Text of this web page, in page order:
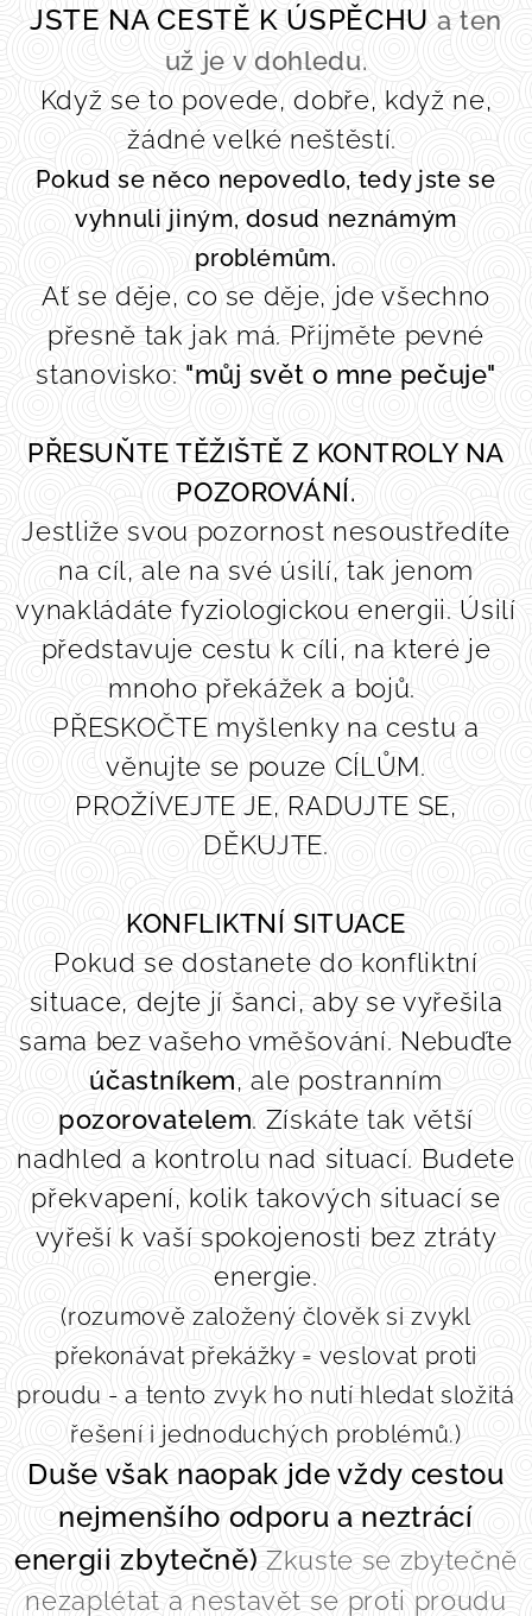
JSTE NA CESTĚ K ÚSPĚCHU a ten
už je v dohledu.
Když se to povede, dobře, když ne,
žádné velké neštěstí.
Pokud se něco nepovedlo, tedy jste se
vyhnuli jiným, dosud neznámým
problémům.
Ať se děje, co se děje, jde všechno
přesně tak jak má. Přijměte pevné
stanovisko: "můj svět o mne pečuje"
PŘESUŇTE TĚŽIŠTĚ Z KONTROLY NA
POZOROVÁNÍ.
Jestliže svou pozornost nesoustředíte
na cíl, ale na své úsilí, tak jenom
vynakládáte fyziologickou energii. Úsilí
představuje cestu k cíli, na které je
mnoho překážek a bojů.
PŘESKOČTE myšlenky na cestu a
věnujte se pouze CÍLŮM.
PROŽÍVEJTE JE, RADUJTE SE,
DĚKUJTE.
KONFLIKTNÍ SITUACE
Pokud se dostanete do konfliktní
situace, dejte jí šanci, aby se vyřešila
sama bez vašeho vměšování. Nebuďte
účastníkem, ale postranním
pozorovatelem. Získáte tak větší
nadhled a kontrolu nad situací. Budete
překvapení, kolik takových situací se
vyřeší k vaší spokojenosti bez ztráty
energie.
(rozumově založený člověk si zvykl
překonávat překážky = veslovat proti
proudu - a tento zvyk ho nutí hledat složitá
řešení i jednoduchých problémů.)
Duše však naopak jde vždy cestou
nejmenšího odporu a neztrácí
energii zbytečně) Zkuste se zbytečně
nezaplétat a nestavět se proti proudu